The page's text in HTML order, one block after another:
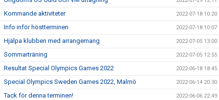
Kommande aktiviteter 2022-07-18 10:20
Info inför höstterminen 2022-07-18 10:07
Hjälpa klubben med arrangemang 2022-07-05 13:00
Sommarträning 2022-07-05 12:55
Resultat Special Olympics Games 2022 2022-06-18 18:45
Special Olympics Sweden Games 2022, Malmö 2022-06-14 20:30
Tack för denna terminen! 2022-06-06 22:49